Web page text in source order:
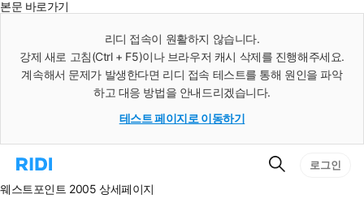
본문 바로가기
리디 접속이 원활하지 않습니다.
강제 새로 고침(Ctrl + F5)이나 브라우저 캐시 삭제를 진행해주세요.
계속해서 문제가 발생한다면 리디 접속 테스트를 통해 원인을 파악
하고 대응 방법을 안내드리겠습니다.
테스트 페이지로 이동하기
리
홈
검
로그인
웨스트포인트 2005 상세페이지